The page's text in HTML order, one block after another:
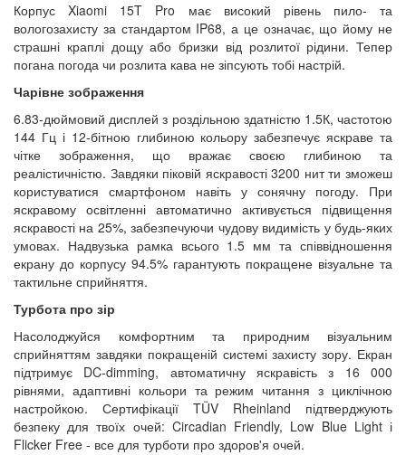
Корпус Xiaomi 15T Pro має високий рівень пило- та
вологозахисту за стандартом IP68, а це означає, що йому не
страшні краплі дощу або бризки від розлитої рідини. Тепер
погана погода чи розлита кава не зіпсують тобі настрій.
Чарівне зображення
6.83-дюймовий дисплей з роздільною здатністю 1.5К, частотою
144 Гц і 12-бітною глибиною кольору забезпечує яскраве та
чітке зображення, що вражає своєю глибиною та
реалістичністю. Завдяки піковій яскравості 3200 нит ти зможеш
користуватися смартфоном навіть у сонячну погоду. При
яскравому освітленні автоматично активується підвищення
яскравості на 25%, забезпечуючи чудову видимість у будь-яких
умовах. Надвузька рамка всього 1.5 мм та співвідношення
екрану до корпусу 94.5% гарантують покращене візуальне та
тактильне сприйняття.
Турбота про зір
Насолоджуйся комфортним та природним візуальним
сприйняттям завдяки покращеній системі захисту зору. Екран
підтримує DC-dimming, автоматичну яскравість з 16 000
рівнями, адаптивні кольори та режим читання з циклічною
настройкою. Сертифікації TÜV Rheinland підтверджують
безпеку для твоїх очей: Circadian Friendly, Low Blue Light і
Flicker Free - все для турботи про здоров'я очей.